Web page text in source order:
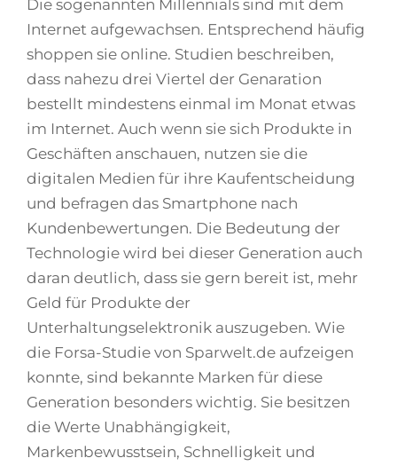
Die sogenannten Millennials sind mit dem
Internet aufgewachsen. Entsprechend häufig
shoppen sie online. Studien beschreiben,
dass nahezu drei Viertel der Genaration
bestellt mindestens einmal im Monat etwas
im Internet. Auch wenn sie sich Produkte in
Geschäften anschauen, nutzen sie die
digitalen Medien für ihre Kaufentscheidung
und befragen das Smartphone nach
Kundenbewertungen. Die Bedeutung der
Technologie wird bei dieser Generation auch
daran deutlich, dass sie gern bereit ist, mehr
Geld für Produkte der
Unterhaltungselektronik auszugeben. Wie
die Forsa-Studie von Sparwelt.de aufzeigen
konnte, sind bekannte Marken für diese
Generation besonders wichtig. Sie besitzen
die Werte Unabhängigkeit,
Markenbewusstsein, Schnelligkeit und